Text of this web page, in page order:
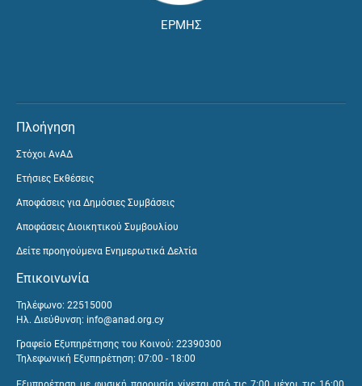
ΕΡΜΗΣ
Πλοήγηση
Στόχοι ΑνΑΔ
Ετήσιες Εκθέσεις
Αποφάσεις για Δημόσιες Συμβάσεις
Αποφάσεις Διοικητικού Συμβουλίου
Δείτε προηγούμενα Ενημερωτικά Δελτία
Επικοινωνία
Τηλέφωνο: 22515000
Ηλ. Διεύθυνση: info@anad.org.cy
Γραφείο Εξυπηρέτησης του Κοινού: 22390300
Τηλεφωνική Εξυπηρέτηση: 07:00 - 18:00